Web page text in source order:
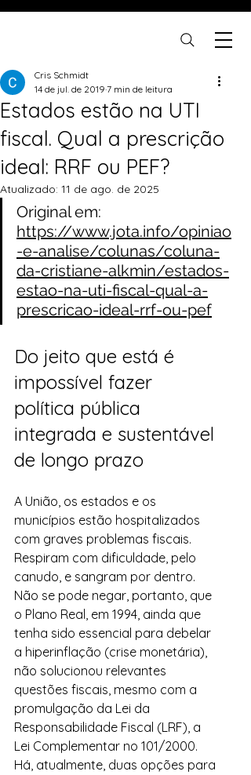
Estados estão na UTI
fiscal. Qual a prescrição
ideal: RRF ou PEF?
Cris Schmidt
14 de jul. de 2019 7 min de leitura
Atualizado: 11 de ago. de 2025
Original em:
https://www.jota.info/opiniao
-e-analise/colunas/coluna-
da-cristiane-alkmin/estados-
estao-na-uti-fiscal-qual-a-
prescricao-ideal-rrf-ou-pef
Do jeito que está é
impossível fazer
política pública
integrada e sustentável
de longo prazo
A União, os estados e os
municípios estão hospitalizados
com graves problemas fiscais.
Respiram com dificuldade, pelo
canudo, e sangram por dentro.
Não se pode negar, portanto, que
o Plano Real, em 1994, ainda que
tenha sido essencial para debelar
a hiperinflação (crise monetária),
não solucionou relevantes
questões fiscais, mesmo com a
promulgação da Lei da
Responsabilidade Fiscal (LRF), a
Lei Complementar no 101/2000.
Há, atualmente, duas opções para